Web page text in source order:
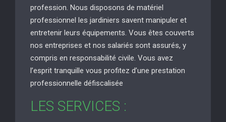
profession. Nous disposons de matériel
professionnel les jardiniers savent manipuler et
entretenir leurs équipements. Vous êtes couverts
nos entreprises et nos salariés sont assurés, y
compris en responsabilité civile. Vous avez
l’esprit tranquille vous profitez d’une prestation
professionnelle défiscalisée
LES SERVICES :